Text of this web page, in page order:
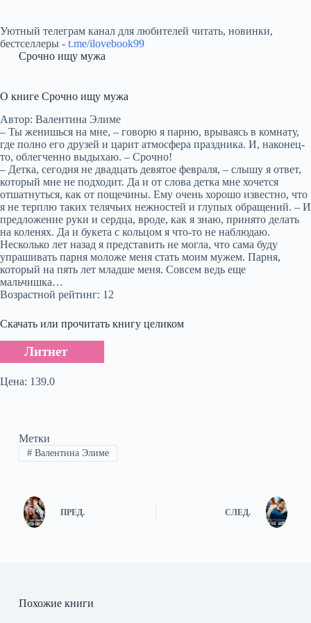
Уютный телеграм канал для любителей читать, новинки,
бестселлеры - t.me/ilovebook99
Срочно ищу мужа
О книге Срочно ищу мужа
Автор: Валентина Элиме
‒ Ты женишься на мне, ‒ говорю я парню, врываясь в комнату,
где полно его друзей и царит атмосфера праздника. И, наконец-
то, облегченно выдыхаю. ‒ Срочно!
‒ Детка, сегодня не двадцать девятое февраля, ‒ слышу я ответ,
который мне не подходит. Да и от слова детка мне хочется
отшатнуться, как от пощечины. Ему очень хорошо известно, что
я не терплю таких телячьих нежностей и глупых обращений. ‒ И
предложение руки и сердца, вроде, как я знаю, принято делать
на коленях. Да и букета с кольцом я что-то не наблюдаю.
Несколько лет назад я представить не могла, что сама буду
упрашивать парня моложе меня стать моим мужем. Парня,
который на пять лет младше меня. Совсем ведь еще
мальчишка…
Возрастной рейтинг: 12
Скачать или прочитать книгу целиком
Литнет
Цена: 139.0
Метки
#Валентина Элиме
ПРЕД. СЛЕД.
Похожие книги